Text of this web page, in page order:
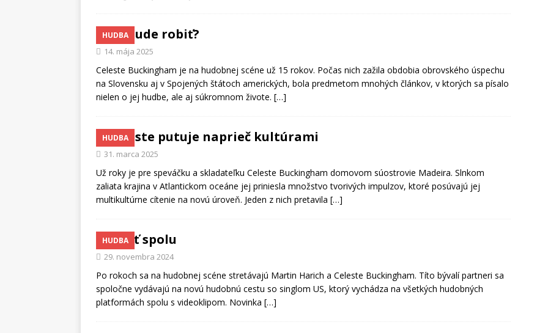
HUDBA
Čo bude robiť?
14. mája 2025
Celeste Buckingham je na hudobnej scéne už 15 rokov. Počas nich zažila obdobia obrovského úspechu
na Slovensku aj v Spojených štátoch amerických, bola predmetom mnohých článkov, v ktorých sa písalo
nielen o jej hudbe, ale aj súkromnom živote. […]
HUDBA
Celeste putuje naprieč kultúrami
31. marca 2025
Už roky je pre speváčku a skladateľku Celeste Buckingham domovom súostrovie Madeira. Slnkom
zaliata krajina v Atlantickom oceáne jej priniesla množstvo tvorivých impulzov, ktoré posúvajú jej
multikultúrne cítenie na novú úroveň. Jeden z nich pretavila […]
HUDBA
Opäť spolu
29. novembra 2024
Po rokoch sa na hudobnej scéne stretávajú Martin Harich a Celeste Buckingham. Títo bývalí partneri sa
spoločne vydávajú na novú hudobnú cestu so singlom US, ktorý vychádza na všetkých hudobných
platformách spolu s videoklipom. Novinka […]